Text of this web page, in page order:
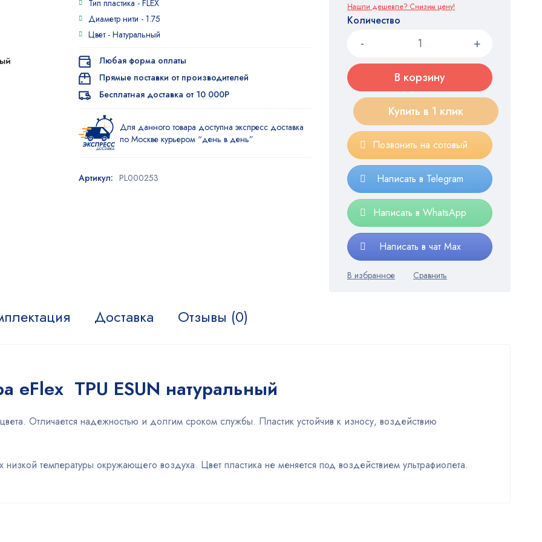
Тип пластика - FLEX
Диаметр нити - 1.75
Цвет - Натуральный
Нашли дешевле? Снизим цену!
Количество
В корзину
Купить в 1 клик
Позвонить на сотовый
Написать в Telegram
Написать в WhatsApp
Написать в чат Max
Любая форма оплаты
Прямые поставки от производителей
Бесплатная доставка от 10 000Р
Для данного товара доступна экспресс доставка
по Москве курьером “день в день”
Артикул: PL000253
Доставка Отзывы (0)
eFlex TPU ESUN натуральный
Отличается надежностью и долгим сроком службы. Пластик устойчив к износу, воздействию
температуры окружающего воздуха. Цвет пластика не меняется под воздействием ультрафиолета.